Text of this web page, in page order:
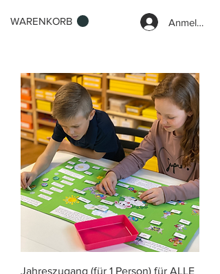
WARENKORB Anmelden
Jahreszugang (für 1 Person) für ALLE